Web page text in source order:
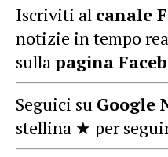
Iscriviti al canale
notizie in tempo
sullapagina
Seguici su Google
stellina ★ per